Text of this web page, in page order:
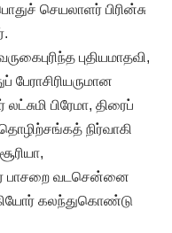
செயலாளர் பிரின்சு
புதியமாதவி,
பேராசிரியருமான
பிரேமா, திரைப்
தொழிற்சங்கத் நிர்வாகி
பாசறை வடசென்னை
கலந்துகொண்டு